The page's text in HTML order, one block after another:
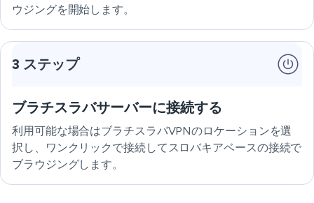
ウジングを開始します。
3 ステップ
ブラチスラバサーバーに接続する
利用可能な場合はブラチスラバVPNのロケーションを選
択し、ワンクリックで接続してスロバキアベースの接続で
ブラウジングします。